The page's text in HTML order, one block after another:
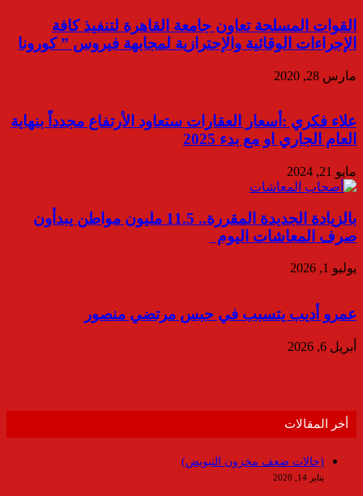
القوات المسلحة تعاون جامعة القاهرة لتنفيذ كافة
الإجراءات الوقائية والإحترازية لمجابهة فيروس ” كورونا
مارس 28, 2020
علاء فكري :أسعار العقارات ستعاود الأرتفاع مجدداً بنهاية
العام الجاري او مع بدء 2025
مايو 21, 2024
بالزيادة الجديدة المقررة.. 11.5 مليون مواطن يبدأون
صرف المعاشات اليوم
يوليو 1, 2026
عمرو أديب يتسبب في حبس مرتضي منصور
أبريل 6, 2026
أخر المقالات
(حالات ضعف مخزون التبويض)
يناير 14, 2020